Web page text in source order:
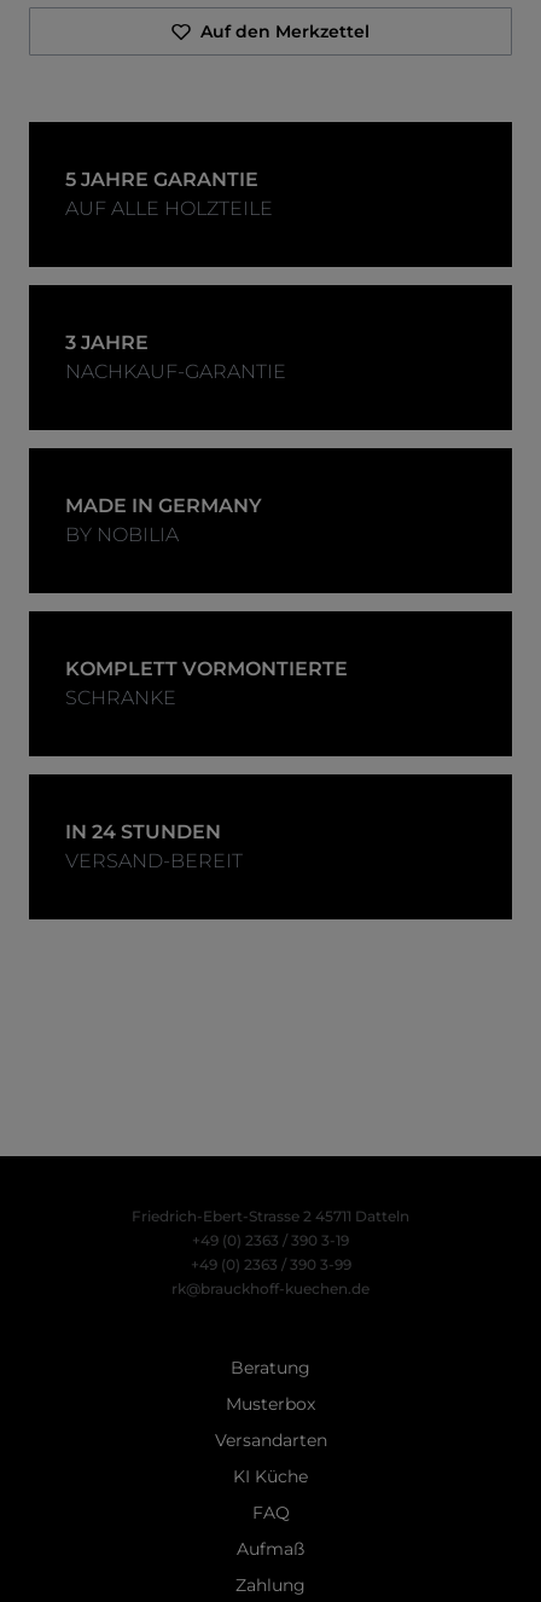
Auf den Merkzettel
5 JAHRE GARANTIE
AUF ALLE HOLZTEILE
3 JAHRE
NACHKAUF-GARANTIE
MADE IN GERMANY
BY NOBILIA
KOMPLETT VORMONTIERTE
SCHRANKE
IN 24 STUNDEN
VERSAND-BEREIT
Friedrich-Ebert-Strasse 2 45711 Datteln
+49 (0) 2363 / 390 3-19
+49 (0) 2363 / 390 3-99
rk@brauckhoff-kuechen.de
Beratung
Musterbox
Versandarten
KI Küche
FAQ
Aufmaß
Zahlung